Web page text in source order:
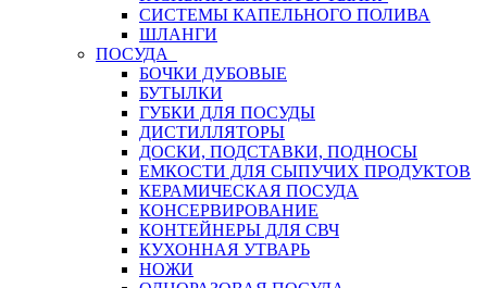
СИСТЕМЫ КАПЕЛЬНОГО ПОЛИВА
ШЛАНГИ
ПОСУДА
БОЧКИ ДУБОВЫЕ
БУТЫЛКИ
ГУБКИ ДЛЯ ПОСУДЫ
ДИСТИЛЛЯТОРЫ
ДОСКИ, ПОДСТАВКИ, ПОДНОСЫ
ЕМКОСТИ ДЛЯ СЫПУЧИХ ПРОДУКТОВ
КЕРАМИЧЕСКАЯ ПОСУДА
КОНСЕРВИРОВАНИЕ
КОНТЕЙНЕРЫ ДЛЯ СВЧ
КУХОННАЯ УТВАРЬ
НОЖИ